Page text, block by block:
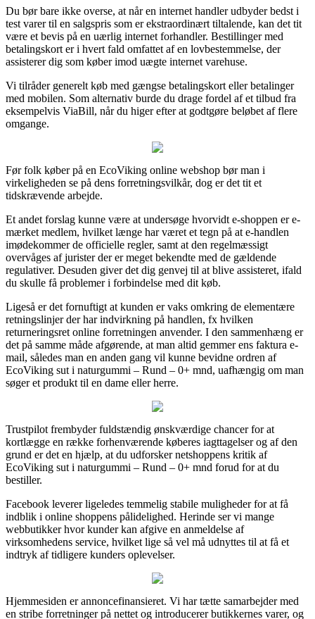
Du bør bare ikke overse, at når en internet handler udbyder bedst i
test varer til en salgspris som er ekstraordinært tiltalende, kan det tit
være et bevis på en uærlig internet forhandler. Bestillinger med
betalingskort er i hvert fald omfattet af en lovbestemmelse, der
assisterer dig som køber imod uægte internet varehuse.
Vi tilråder generelt køb med gængse betalingskort eller betalinger
med mobilen. Som alternativ burde du drage fordel af et tilbud fra
eksempelvis ViaBill, når du higer efter at godtgøre beløbet af flere
omgange.
Før folk køber på en EcoViking online webshop bør man i
virkeligheden se på dens forretningsvilkår, dog er det tit et
tidskrævende arbejde.
Et andet forslag kunne være at undersøge hvorvidt e-shoppen er e-
mærket medlem, hvilket længe har været et tegn på at e-handlen
imødekommer de officielle regler, samt at den regelmæssigt
overvåges af jurister der er meget bekendte med de gældende
regulativer. Desuden giver det dig genvej til at blive assisteret, ifald
du skulle få problemer i forbindelse med dit køb.
Ligeså er det fornuftigt at kunden er vaks omkring de elementære
retningslinjer der har indvirkning på handlen, fx hvilken
returneringsret online forretningen anvender. I den sammenhæng er
det på samme måde afgørende, at man altid gemmer ens faktura e-
mail, således man en anden gang vil kunne bevidne ordren af
EcoViking sut i naturgummi – Rund – 0+ mnd, uafhængig om man
søger et produkt til en dame eller herre.
Trustpilot frembyder fuldstændig ønskværdige chancer for at
kortlægge en række forhenværende køberes iagttagelser og af den
grund er det en hjælp, at du udforsker netshoppens kritik af
EcoViking sut i naturgummi – Rund – 0+ mnd forud for at du
bestiller.
Facebook leverer ligeledes temmelig stabile muligheder for at få
indblik i online shoppens pålidelighed. Herinde ser vi mange
webbutikker hvor kunder kan afgive en anmeldelse af
virksomhedens service, hvilket lige så vel må udnyttes til at få et
indtryk af tidligere kunders oplevelser.
Hjemmesiden er annoncefinansieret. Vi har tætte samarbejder med
en stribe forretninger på nettet og introducerer butikkernes varer, og